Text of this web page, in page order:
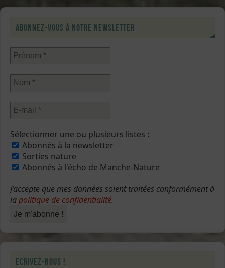
Abonnez-vous à notre newsletter
Sélectionner une ou plusieurs listes :
Abonnés à la newsletter
Sorties nature
Abonnés à l'écho de Manche-Nature
J’accepte que mes données soient traitées conformément à
lapolitique de confidentialité.
Ecrivez-nous !